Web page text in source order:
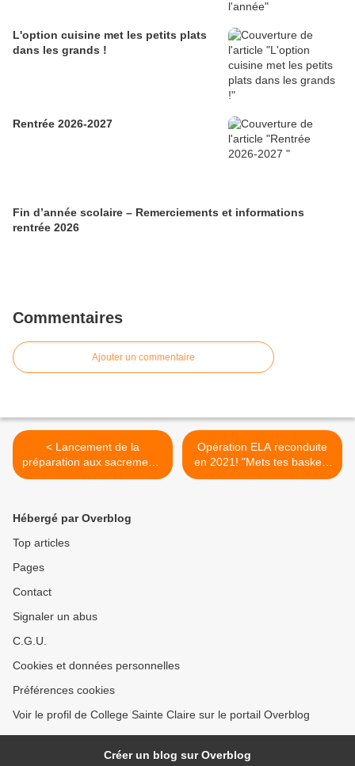
L'option cuisine met les petits plats
dans les grands !
Rentrée 2026-2027
Fin d’année scolaire – Remerciements et informations
rentrée 2026
Commentaires
Ajouter un commentaire
< Lancement de la
préparation aux sacrements
2021.2022!
Opération ELA reconduite
en 2021! "Mets tes baskets
et bats la maladie"! >
Hébergé par Overblog
Top articles
Pages
Contact
Signaler un abus
C.G.U.
Cookies et données personnelles
Préférences cookies
Voir le profil de College Sainte Claire sur le portail Overblog
Créer un blog sur Overblog